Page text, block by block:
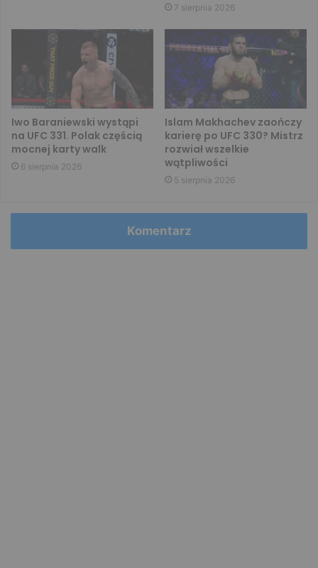
7 sierpnia 2026
Iwo Baraniewski wystąpi
na UFC 331. Polak częścią
mocnej karty walk
6 sierpnia 2026
Islam Makhachev zaończy
karierę po UFC 330? Mistrz
rozwiał wszelkie
wątpliwości
5 sierpnia 2026
Komentarz